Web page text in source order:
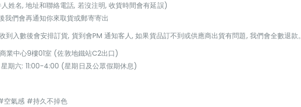
姓名, 地址和聯絡電話, 若沒注明, 收貨時間會有延誤)
們會再通知你來取貨或郵寄寄出
到入數後會安排訂貨, 貨到會PM 通知客人, 如果貨品訂不到或供應商出貨有問題, 我們會全數退款。
業中心9樓01室 (佐敦地鐵站C2出口)
期六: 11:00-4:00 (星期日及公眾假期休息)
氣感 #持久不掉色